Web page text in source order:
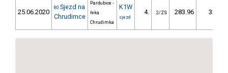
25.06.2020
80 Sjezd na
Chrudimce
Pardubice -
řeka
Chrudimka
K1W
sjezd
4. 2/ZS 283.96 32,6